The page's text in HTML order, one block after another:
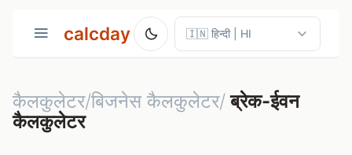
calcday
कैलकुलेटर/बिजनेस कैलकुलेटर/ब्रेक-ईवन
कैलकुलेटर